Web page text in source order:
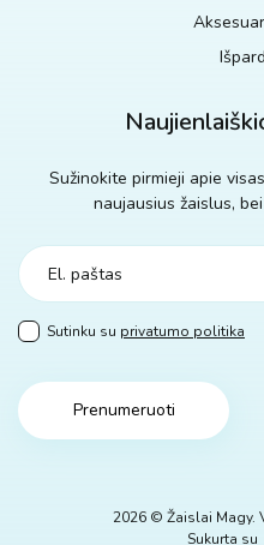
Sužinokite pirmieji apie
naujausius žaislus,
Sutinku su privatumo politika
Prenumeruoti
2026 © Žaislai Magy.
Sukurta su